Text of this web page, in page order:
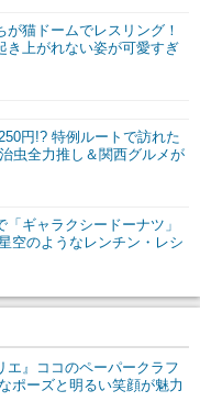
猫ドームでレスリング！
き上がれない姿が可愛すぎ
円!? 特例ルートで訪れた
虫全力推し＆関西グルメが
ギャラクシードーナツ」
空のようなレンチン・レシ
エ』ココのペーパークラフ
ポーズと明るい笑顔が魅力